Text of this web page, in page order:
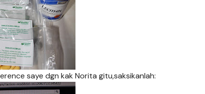
saye dgn kak Norita gitu,saksikanlah: